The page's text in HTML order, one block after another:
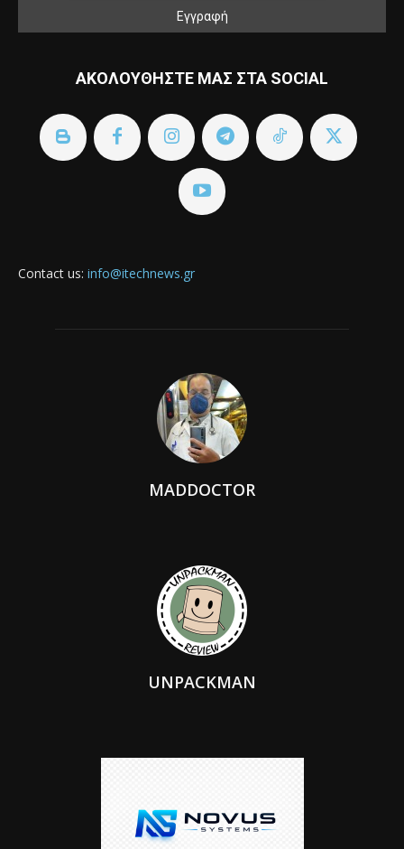
ΑΚΟΛΟΥΘΗΣΤΕ ΜΑΣ ΣΤΑ SOCIAL
Contact us: info@itechnews.gr
MADDOCTOR
UNPACKMAN